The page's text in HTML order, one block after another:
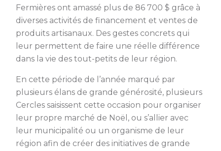
Fermières ont amassé plus de 86 700 $ grâce à
diverses activités de financement et ventes de
produits artisanaux. Des gestes concrets qui
leur permettent de faire une réelle différence
dans la vie des tout-petits de leur région.
En cette période de l’année marqué par
plusieurs élans de grande générosité, plusieurs
Cercles saisissent cette occasion pour organiser
leur propre marché de Noël, ou s’allier avec
leur municipalité ou un organisme de leur
région afin de créer des initiatives de grande